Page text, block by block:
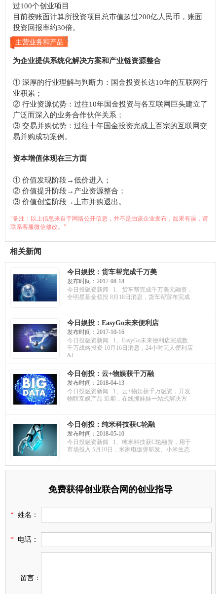
过100个创业项目
目前按账面计算所投资项目总市值超过200亿人民币，账面
投资回报率约30倍。
主营业务和产品
为企业提供系统化解决方案和产业链资源整合
① 深厚的行业理解与判断力：国金投资长达10年的互联网行
业积累；
② 行业资源优势：过往10年国金投资与各互联网巨头建立了
广泛而深入的业务合作伙伴关系；
③ 交易并购优势：过往十年国金投资完成上百宗的互联网交
易并购成功案例。
资本增值体现在三方面
① 价值发现阶段→低价进入；
② 价值提升阶段→产业资源整合；
③ 价值创造阶段→上市并购退出。
"备注：以上信息来自于网络公开信息，并不是由该企业发布，如果有误，请
联系客服微信修改。"
相关新闻
今日娱投：货车帮完成千万美
元融资，全明星基金领投；云
知声获亿元投资，将加大AI芯
片研发；任游网获A+轮融资，
发布时间：2017-08-18
今日投融资新闻 1、货车帮完成千万美元融资，
全明星基金领投 8月18日消息，货车帮宣布完成
今日娱投：EasyGo未来便利店
完成数千万战略投资；音乐笔
记获千万投资，结合AI做钢琴
陪练；乐刻运动获C轮融资，高
瓴资本领投
发布时间：2017-10-16
今日投融资新闻 1、EasyGo未来便利店完成数
千万战略投资 10月16日消息，24小时无人便利店
&l
今日创投：云+物娱获千万融
资，开发物联互娱产品；探物
获天使融资，用于团队建设；
新数科技获千万融资，建设行
发布时间：2018-04-13
今日投融资新闻 1、云+物娱获千万融资，开发
物联互娱产品 近期，在线抓娃娃一站式解决方
今日创投：纯米科技获C轮融
资，用于市场投入；力子机器
人获千万融资，点亮资本出
资；相芯科技获A轮融资，提升
发布时间：2018-05-10
今日投融资新闻 1、纯米科技获C轮融资，用于
市场投入 5月10日，米家电饭煲研发、小米生态
免费获得创业联合网的创业指导
* 姓名：
* 电话：
留言：